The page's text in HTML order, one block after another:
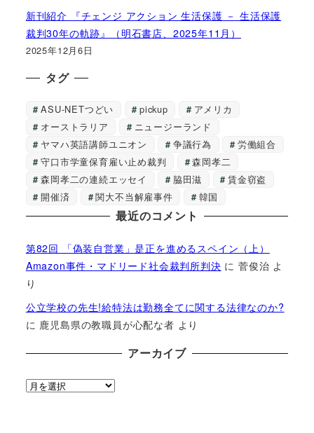
新刊紹介 『チェンジ アクション 生活保護 － 生活保護
裁判30年の軌跡』（明石書店、2025年11月）
2025年12月6日
タグ
ASU-NETつどい pickup
アメリカ
オーストラリア
ニュージーランド
ヤマハ英語講師ユニオン
争議行為
労働組合
守口市学童保育雇い止め裁判
森岡孝二
森岡孝二の連続エッセイ
脇田滋
賃金窃盗
開催済
関大不当解雇事件 韓国
最近のコメント
第82回 「偽装自営業」是正を進めるスペイン（上）
Amazon事件・マドリード社会裁判所判決 に菅俊治 よ
り
公立学校の先生!給特法は勤務全てに関する法律なのか?
に 鹿児島県の教職員が心配な者 より
アーカイブ
ア